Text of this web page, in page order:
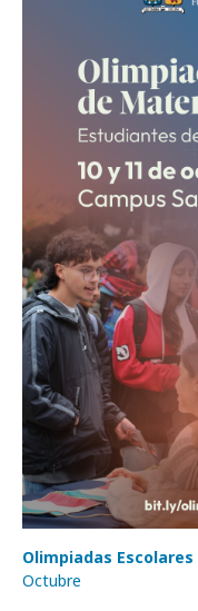
Olimpiadas
Octubre